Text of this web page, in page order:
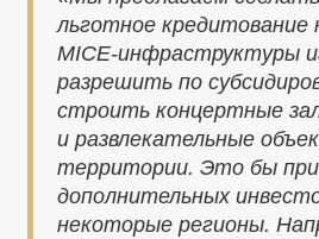
льготное кредитование
MICE-инфраструктуры
разрешить по
строить концертные
и развлекательные
территории. Это бы
дополнительных
некоторые регионы.